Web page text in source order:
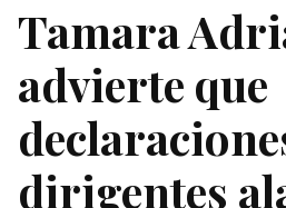
Tamara
advierte que
dirigentes